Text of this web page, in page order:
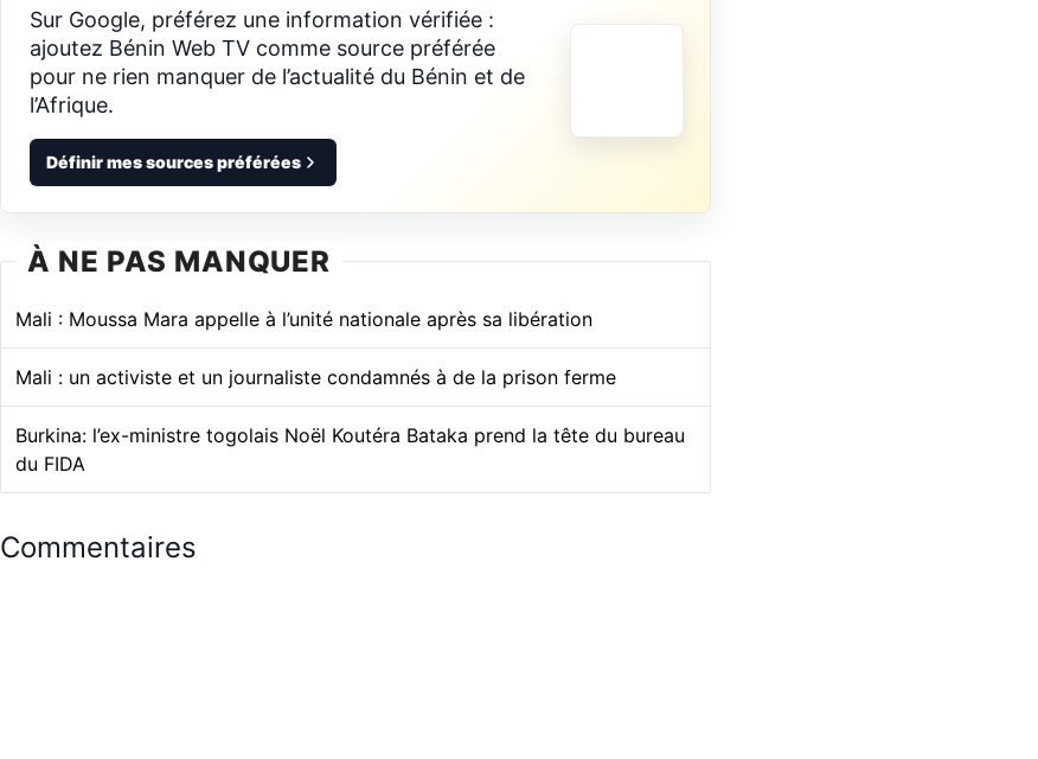
Sur Google, préférez une information vérifiée :
ajoutez Bénin Web TV comme source préférée
pour ne rien manquer de l’actualité du Bénin et de
l’Afrique.
Définir mes sources préférées
À NE PAS MANQUER
Mali : Moussa Mara appelle à l’unité nationale après sa libération
Mali : un activiste et un journaliste condamnés à de la prison ferme
Burkina: l’ex-ministre togolais Noël Koutéra Bataka prend la tête du bureau
du FIDA
Commentaires